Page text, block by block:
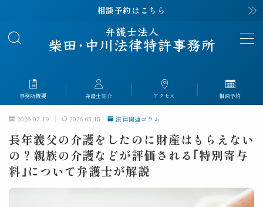
相談予約はこちら
MENU
事務所概要 About
弁護士紹介 Profile
解決事例 Case
解決事例｜離婚
解決事例｜相続
事務所概要 弁護士紹介 アクセス 相談予約
2026.02.19 2026.05.15 法律関連コラム
長年義父の介護をしたのに財産はもらえない
の？親族の介護などが評価される｢特別寄与
料｣について弁護士が解説